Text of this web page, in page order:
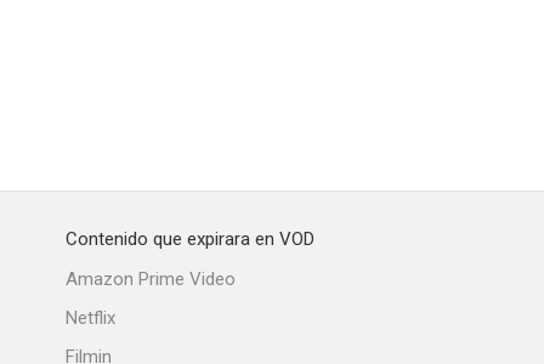
Contenido que expirara en VOD
Amazon Prime Video
Netflix
Filmin